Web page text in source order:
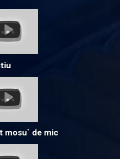
mosu` de mic